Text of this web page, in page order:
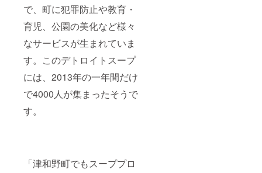
で、町に犯罪防止や教育・
育児、公園の美化など様々
なサービスが生まれていま
す。このデトロイトスープ
には、2013年の一年間だけ
で4000人が集まったそうで
す。
「津和野町でもスーププロ